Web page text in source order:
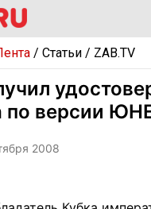
/ Статьи/ ZAB.TV
по версии
2008